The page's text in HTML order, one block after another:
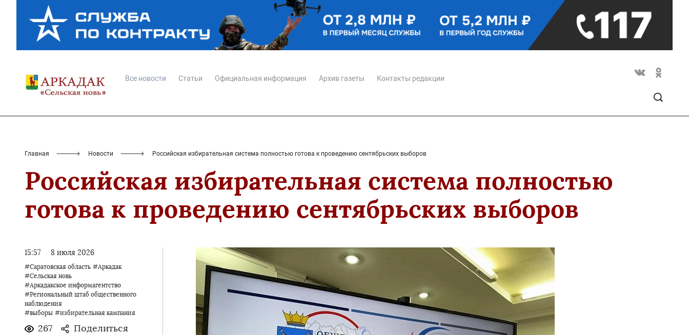
Все новости Статьи Официальная информация Архив газеты Контакты редакции
Главная Новости Российская избирательная система полностью готова к проведению сентябрьских выборов
Российская избирательная система полностью
готова к проведению сентябрьских выборов
15:57 8 июля 2026
#Саратовская область #Аркадак
#Сельская новь
#Аркадакское информагентство
#Региональный штаб общественного
наблюдения
#выборы #избирательная кампания
267 Поделиться